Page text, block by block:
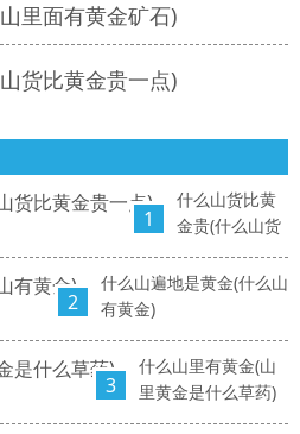
里面有黄金矿石)
货比黄金贵一点)
1
什么山货比黄
金贵(什么山货
2
什么山遍地是黄金(什么山
有黄金)
3
什么山里有黄金(山
里黄金是什么草药)